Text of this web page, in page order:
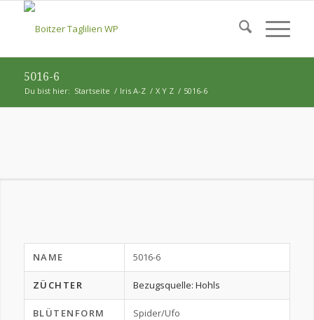
5016-6
Du bist hier: Startseite / Iris A-Z / X Y Z / 5016-6
NAME 5016-6
ZÜCHTER Bezugsquelle: Hohls
BLÜTENFORM Spider/Ufo